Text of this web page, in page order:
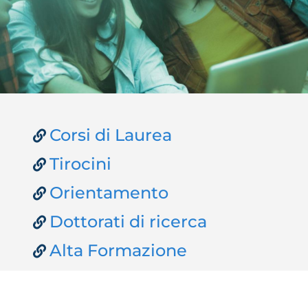
Corsi di Laurea
Tirocini
Orientamento
Dottorati di ricerca
Alta Formazione